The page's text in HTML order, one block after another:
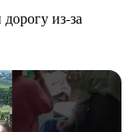
из-за